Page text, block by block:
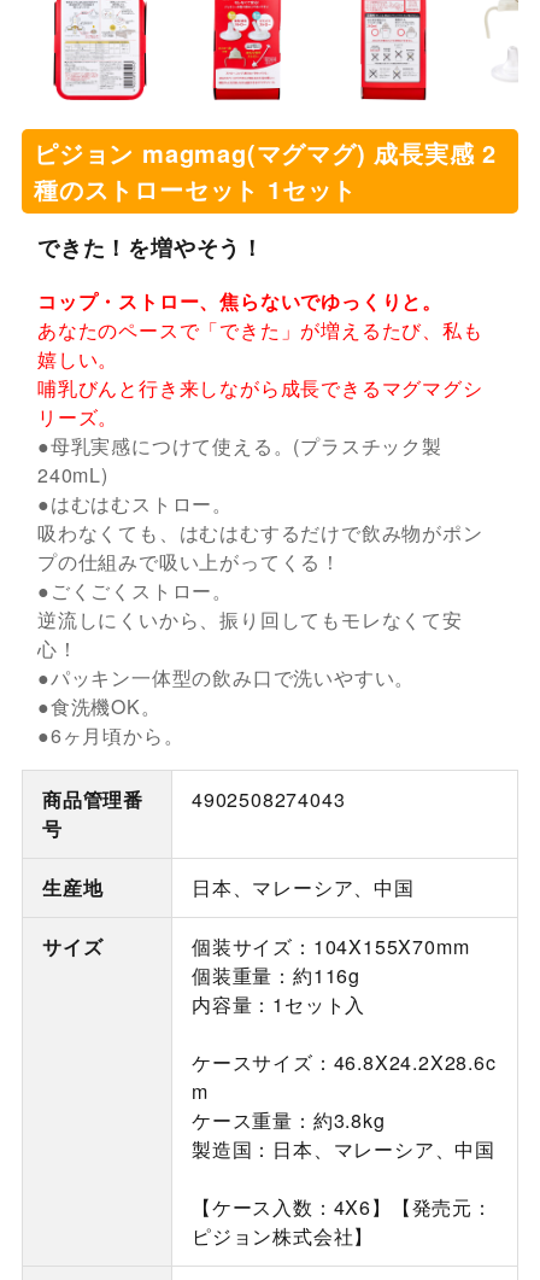
ピジョン magmag(マグマグ) 成長実感 2
種のストローセット 1セット
できた！を増やそう！
コップ・ストロー、焦らないでゆっくりと。
あなたのペースで「できた」が増えるたび、私も
嬉しい。
哺乳びんと行き来しながら成長できるマグマグシ
リーズ。
●母乳実感につけて使える。(プラスチック製
240mL)
●はむはむストロー。
吸わなくても、はむはむするだけで飲み物がポン
プの仕組みで吸い上がってくる！
●ごくごくストロー。
逆流しにくいから、振り回してもモレなくて安
心！
●パッキン一体型の飲み口で洗いやすい。
●食洗機OK。
●6ヶ月頃から。
商品管理番
号
4902508274043
生産地 日本、マレーシア、中国
サイズ
個装サイズ：104X155X70mm
個装重量：約116g
内容量：1セット入
ケースサイズ：46.8X24.2X28.6c
m
ケース重量：約3.8kg
製造国：日本、マレーシア、中国
【ケース入数：4X6】【発売元：
ピジョン株式会社】